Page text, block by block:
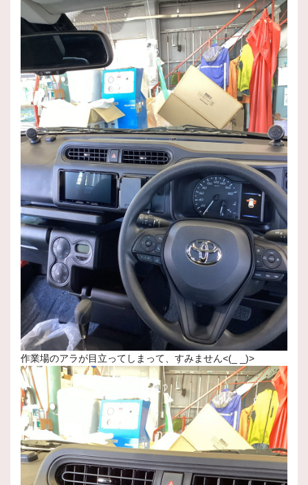
作業場のアラが目立ってしまって、すみません<(_ _)>